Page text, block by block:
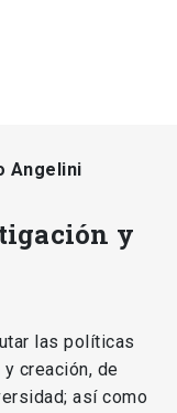
Angelini
y
las políticas
creación, de
así como